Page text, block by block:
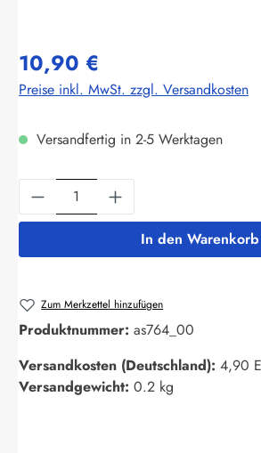
10,90 €
Preise inkl. MwSt. zzgl. Versandkosten
Versandfertig in 2-5 Werktagen
Produkt Anzahl: Gib den
In den Warenkorb
Zum Merkzettel hinzufügen
Produktnummer: as764_00
Versandkosten (Deutschland): 4,90
Versandgewicht: 0.2 kg